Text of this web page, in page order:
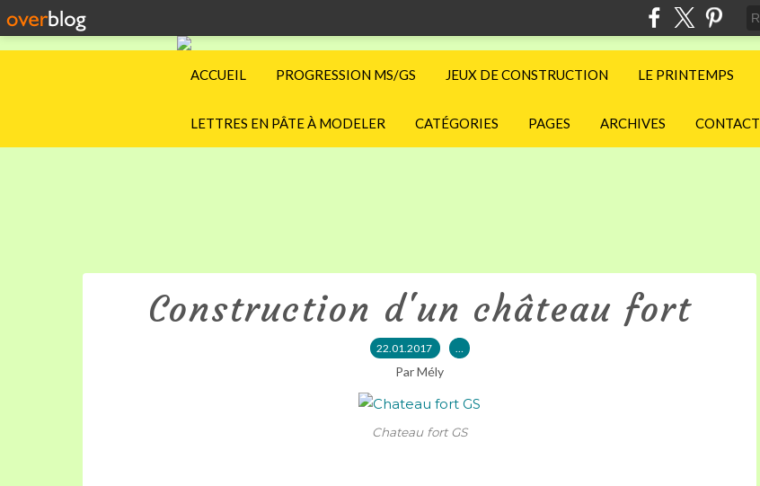
ACCUEIL PROGRESSION MS/GS JEUX DE CONSTRUCTION LE PRINTEMPS
LETTRES EN PÂTE À MODELER CATÉGORIES PAGES ARCHIVES CONTACT
Construction d'un château fort
22.01.2017 …
Par Mély
Chateau fort GS